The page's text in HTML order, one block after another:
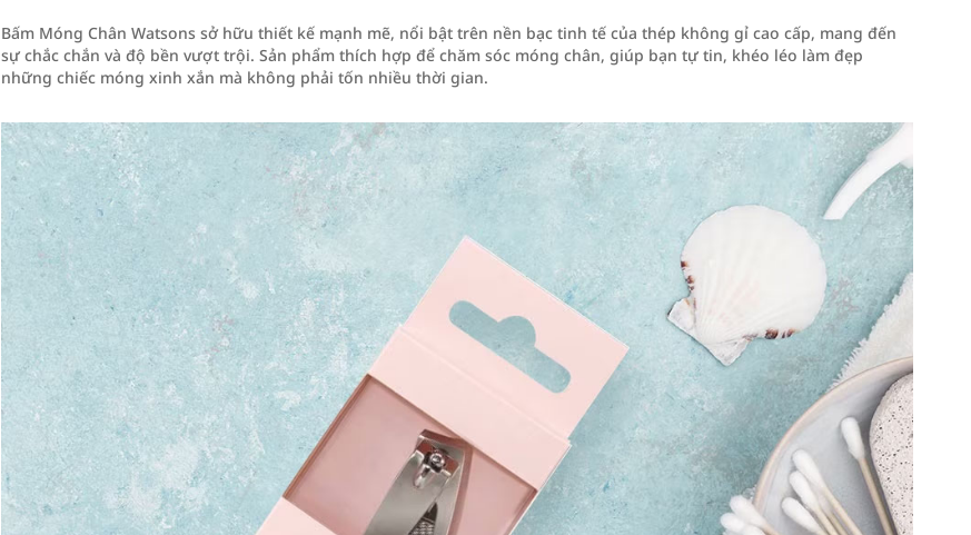
Bấm Móng Chân Watsons sở hữu thiết kế mạnh mẽ, nổi bật trên nền bạc tinh tế của thép không gỉ cao cấp, mang đến
sự chắc chắn và độ bền vượt trội. Sản phẩm thích hợp để chăm sóc móng chân, giúp bạn tự tin, khéo léo làm đẹp
những chiếc móng xinh xắn mà không phải tốn nhiều thời gian.